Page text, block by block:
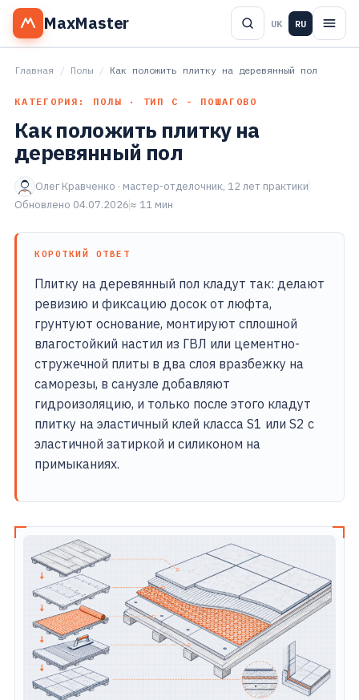
MaxMaster UK RU
Главная / Полы / Как положить плитку на деревянный пол
КАТЕГОРИЯ: ПОЛЫ · ТИП С - ПОШАГОВО
Как положить плитку на
деревянный пол
Олег Кравченко · мастер-отделочник, 12 лет практики
Обновлено 04.07.2026≈ 11 мин
КОРОТКИЙ ОТВЕТ
Плитку на деревянный пол кладут так: делают
ревизию и фиксацию досок от люфта,
грунтуют основание, монтируют сплошной
влагостойкий настил из ГВЛ или цементно-
стружечной плиты в два слоя вразбежку на
саморезы, в санузле добавляют
гидроизоляцию, и только после этого кладут
плитку на эластичный клей класса S1 или S2 с
эластичной затиркой и силиконом на
примыканиях.